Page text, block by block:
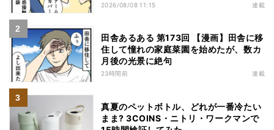
2026/08/08 11:15 連載
田舎あるある 第173回 【漫画】田舎に移
住して憧れの家庭菜園を始めたが、数カ
月後の光景に絶句
23時間前 連載
真夏のペットボトル、どれが一番冷たい
まま? 3COINS・ニトリ・ワークマンで